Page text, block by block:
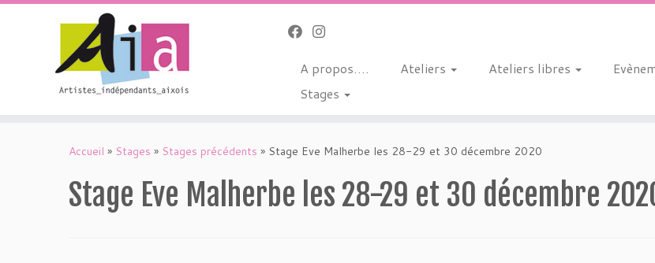
A propos…. Ateliers Ateliers libres
Stages
Accueil » Stages » Stages précédents » Stage Eve Malherbe les 28-29 et 30 décembre 2020
Stage Eve Malherbe les 28-29 et 30 décembre